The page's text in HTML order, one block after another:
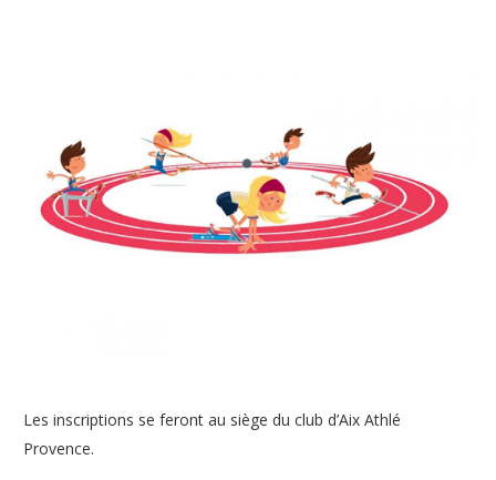
Les inscriptions se feront au siège du club d’Aix Athlé
Provence.